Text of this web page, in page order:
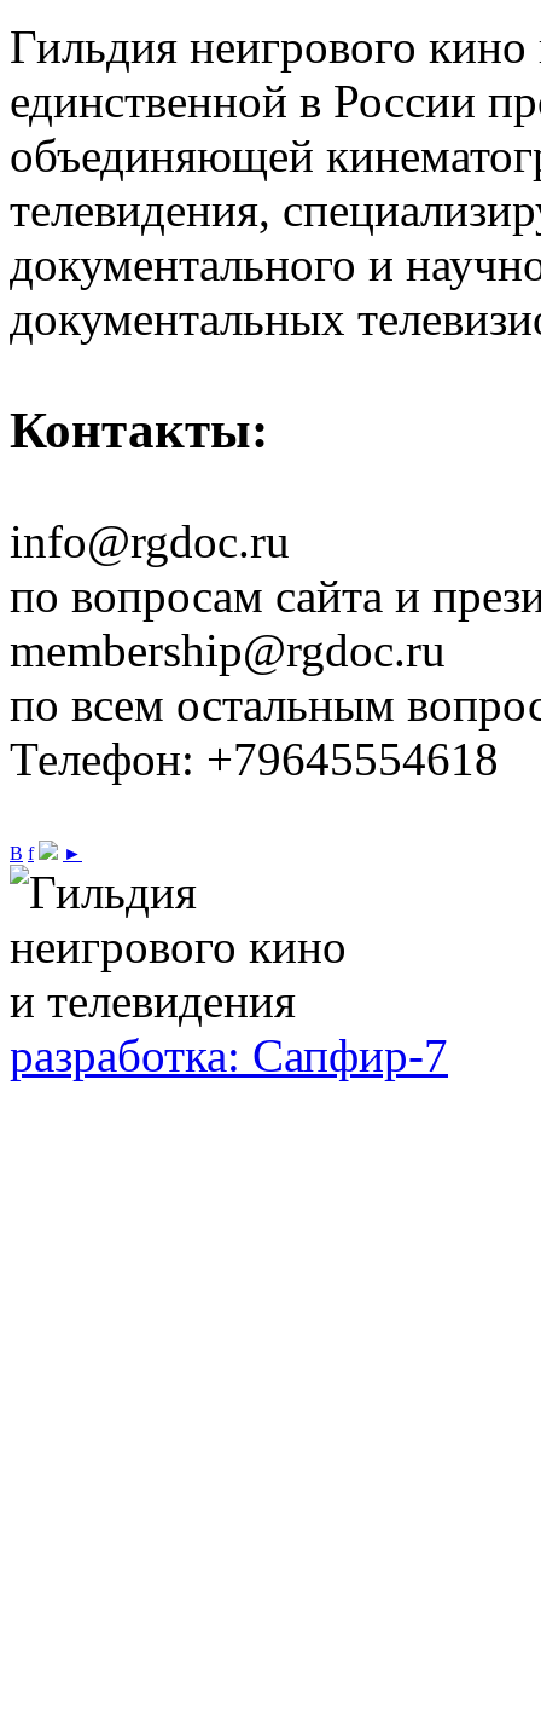
Гильдия неигрового кино
единственной в России
объединяющей
телевидения,
документального и
документальных
Контакты:
info@rgdoc.ru
по вопросам сайта и
membership@rgdoc.ru
по всем остальным
Телефон: +79645554618
В f ►
разработка: Сапфир-7